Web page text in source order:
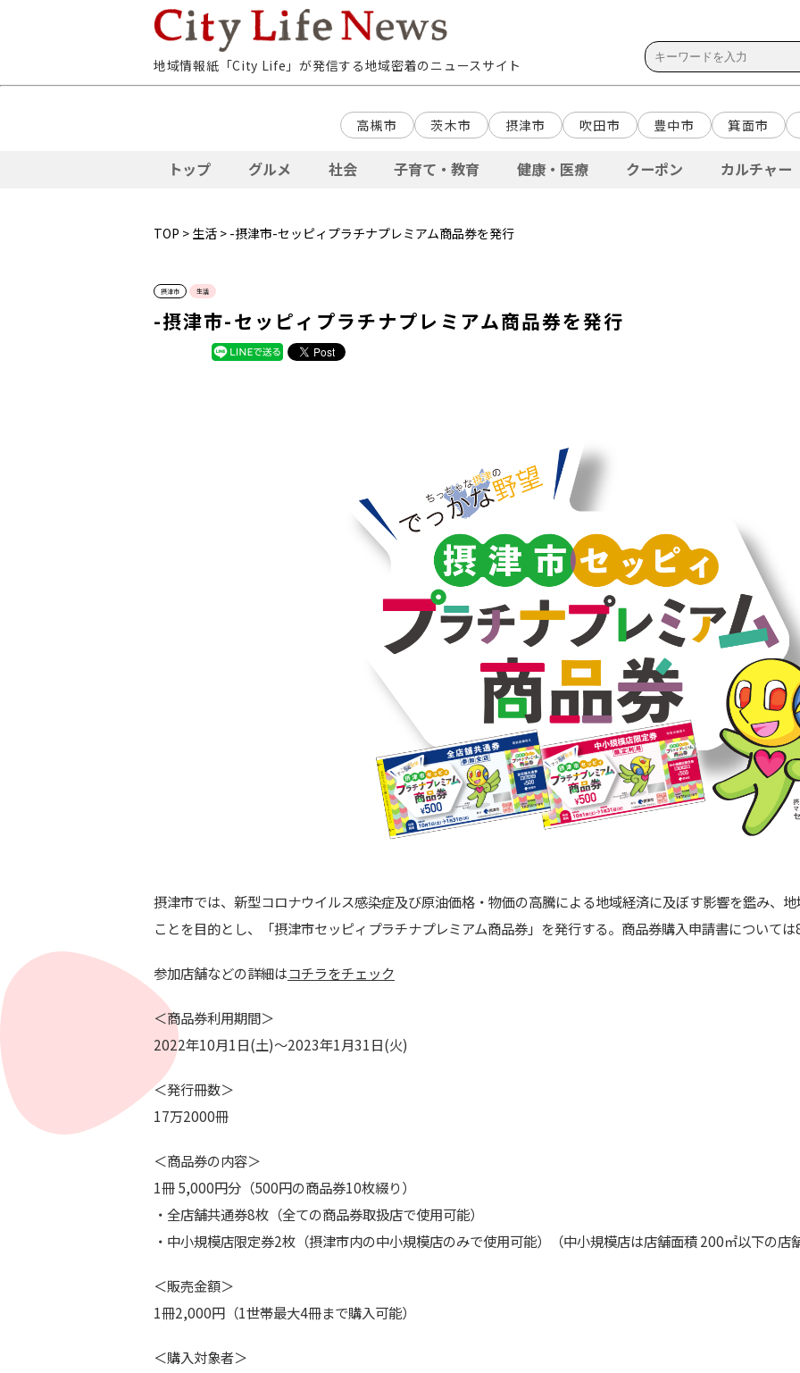
地域情報紙「City Life」が発信する地域密着のニュースサイト
高槻市 茨木市 摂津市 吹田市 豊中市 箕面市
トップ グルメ 社会 子育て・教育 健康・医療 クーポン カルチャー
TOP > 生活 > -摂津市-セッピィプラチナプレミアム商品券を発行
摂津市 生活
-摂津市-セッピィプラチナプレミアム商品券を発行
摂津市では、新型コロナウイルス感染症及び原油価格・物価の高騰による地域経済に及ぼす影響を鑑み、
ことを目的とし、「摂津市セッピィプラチナプレミアム商品券」を発行する。商品券購入申請書について
参加店舗などの詳細はコチラをチェック
＜商品券利用期間＞
2022年10月1日(土)～2023年1月31日(火)
＜発行冊数＞
17万2000冊
＜商品券の内容＞
1冊 5,000円分（500円の商品券10枚綴り）
・全店舗共通券8枚（全ての商品券取扱店で使用可能）
・中小規模店限定券2枚（摂津市内の中小規模店のみで使用可能）（中小規模店は店舗面積 200㎡以下の店
＜販売金額＞
1冊2,000円（1世帯最大4冊まで購入可能）
＜購入対象者＞